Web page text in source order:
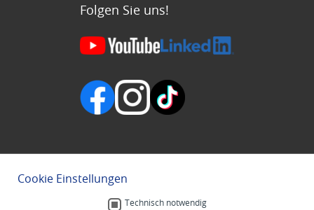
Folgen Sie uns!
Cookie Einstellungen
Technisch notwendig